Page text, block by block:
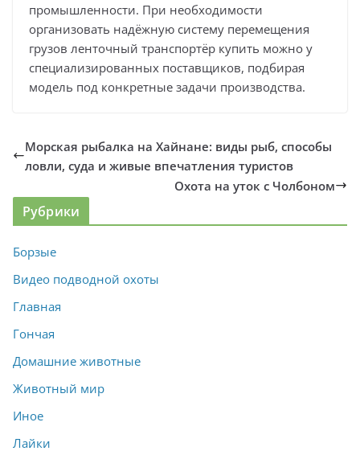
промышленности. При необходимости
организовать надёжную систему перемещения
грузов ленточный транспортёр купить можно у
специализированных поставщиков, подбирая
модель под конкретные задачи производства.
Морская рыбалка на Хайнане: виды рыб, способы
ловли, суда и живые впечатления туристов
Охота на уток с Чолбоном
Рубрики
Борзые
Видео подводной охоты
Главная
Гончая
Домашние животные
Животный мир
Иное
Лайки